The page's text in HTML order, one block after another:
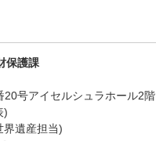
保護課
号アイセルシュラホール2階
)
遺産担当)